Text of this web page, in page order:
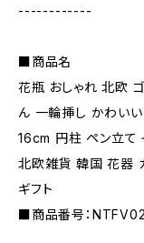
------------
■商品名
花瓶 おしゃれ 北欧
ん 一輪挿し かわい
16cm 円柱 ペン立て
北欧雑貨 韓国 花器
ギフト
■商品番号：